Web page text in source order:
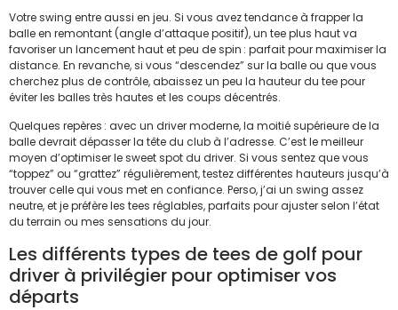
Votre swing entre aussi en jeu. Si vous avez tendance à frapper la
balle en remontant (angle d’attaque positif), un tee plus haut va
favoriser un lancement haut et peu de spin : parfait pour maximiser la
distance. En revanche, si vous “descendez” sur la balle ou que vous
cherchez plus de contrôle, abaissez un peu la hauteur du tee pour
éviter les balles très hautes et les coups décentrés.
Quelques repères : avec un driver moderne, la moitié supérieure de la
balle devrait dépasser la tête du club à l’adresse. C’est le meilleur
moyen d’optimiser le sweet spot du driver. Si vous sentez que vous
“toppez” ou “grattez” régulièrement, testez différentes hauteurs jusqu’à
trouver celle qui vous met en confiance. Perso, j’ai un swing assez
neutre, et je préfère les tees réglables, parfaits pour ajuster selon l’état
du terrain ou mes sensations du jour.
Les différents types de tees de golf pour
driver à privilégier pour optimiser vos
départs